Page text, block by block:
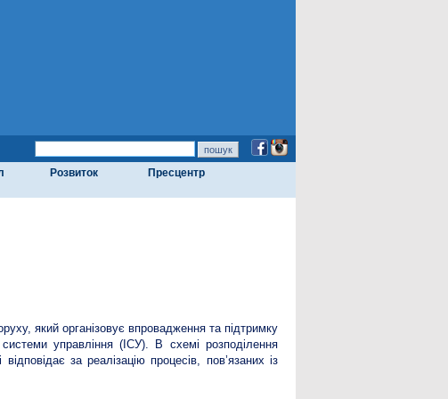
Розвиток Пресцентр
який організовує впровадження та підтримку
управління (ІСУ). В схемі розподілення
за реалізацію процесів, пов’язаних із